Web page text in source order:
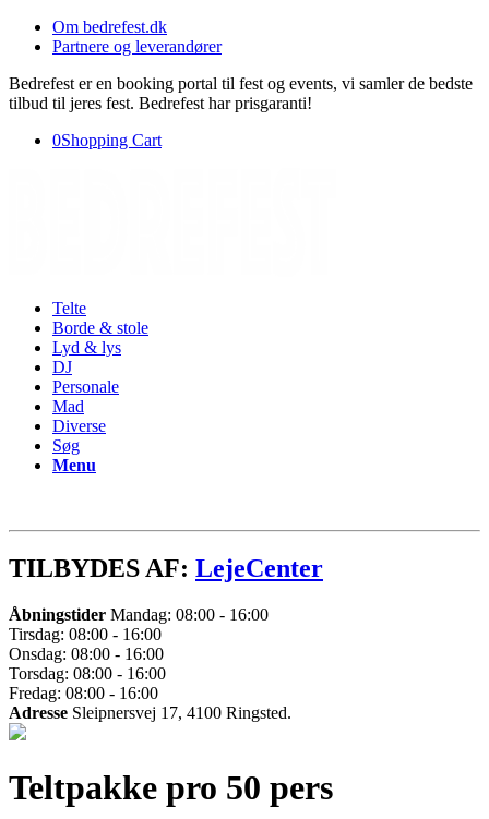
Om bedrefest.dk
Partnere og leverandører
Bedrefest er en booking portal til fest og events, vi samler de bedste
tilbud til jeres fest. Bedrefest har prisgaranti!
0Shopping Cart
Telte
Borde & stole
Lyd & lys
DJ
Personale
Mad
Diverse
Søg
Menu
TILBYDES AF: LejeCenter
Åbningstider Mandag: 08:00 - 16:00
Tirsdag: 08:00 - 16:00
Onsdag: 08:00 - 16:00
Torsdag: 08:00 - 16:00
Fredag: 08:00 - 16:00
Adresse Sleipnersvej 17, 4100 Ringsted.
Teltpakke pro 50 pers